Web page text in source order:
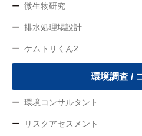
微生物研究
排水処理場設計
ケムトリくん2
環境調査 /
環境コンサルタント
リスクアセスメント